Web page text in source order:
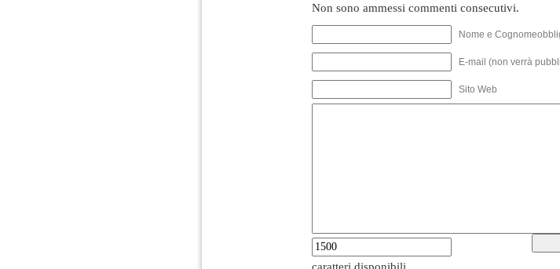
Non sono ammessi commenti consecutivi.
Nome e
E-mail (non verrà
Sito Web